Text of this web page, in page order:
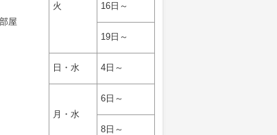
屋
火 16日～
19日～
日・水 4日～
月・水
6日～
8日～